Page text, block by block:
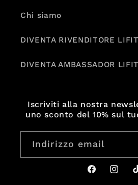
Chi siamo
DIVENTA RIVENDITORE
DIVENTA AMBASSADOR
Iscriviti alla nostra
uno sconto del 10% sul
Indirizzo email
Facebook